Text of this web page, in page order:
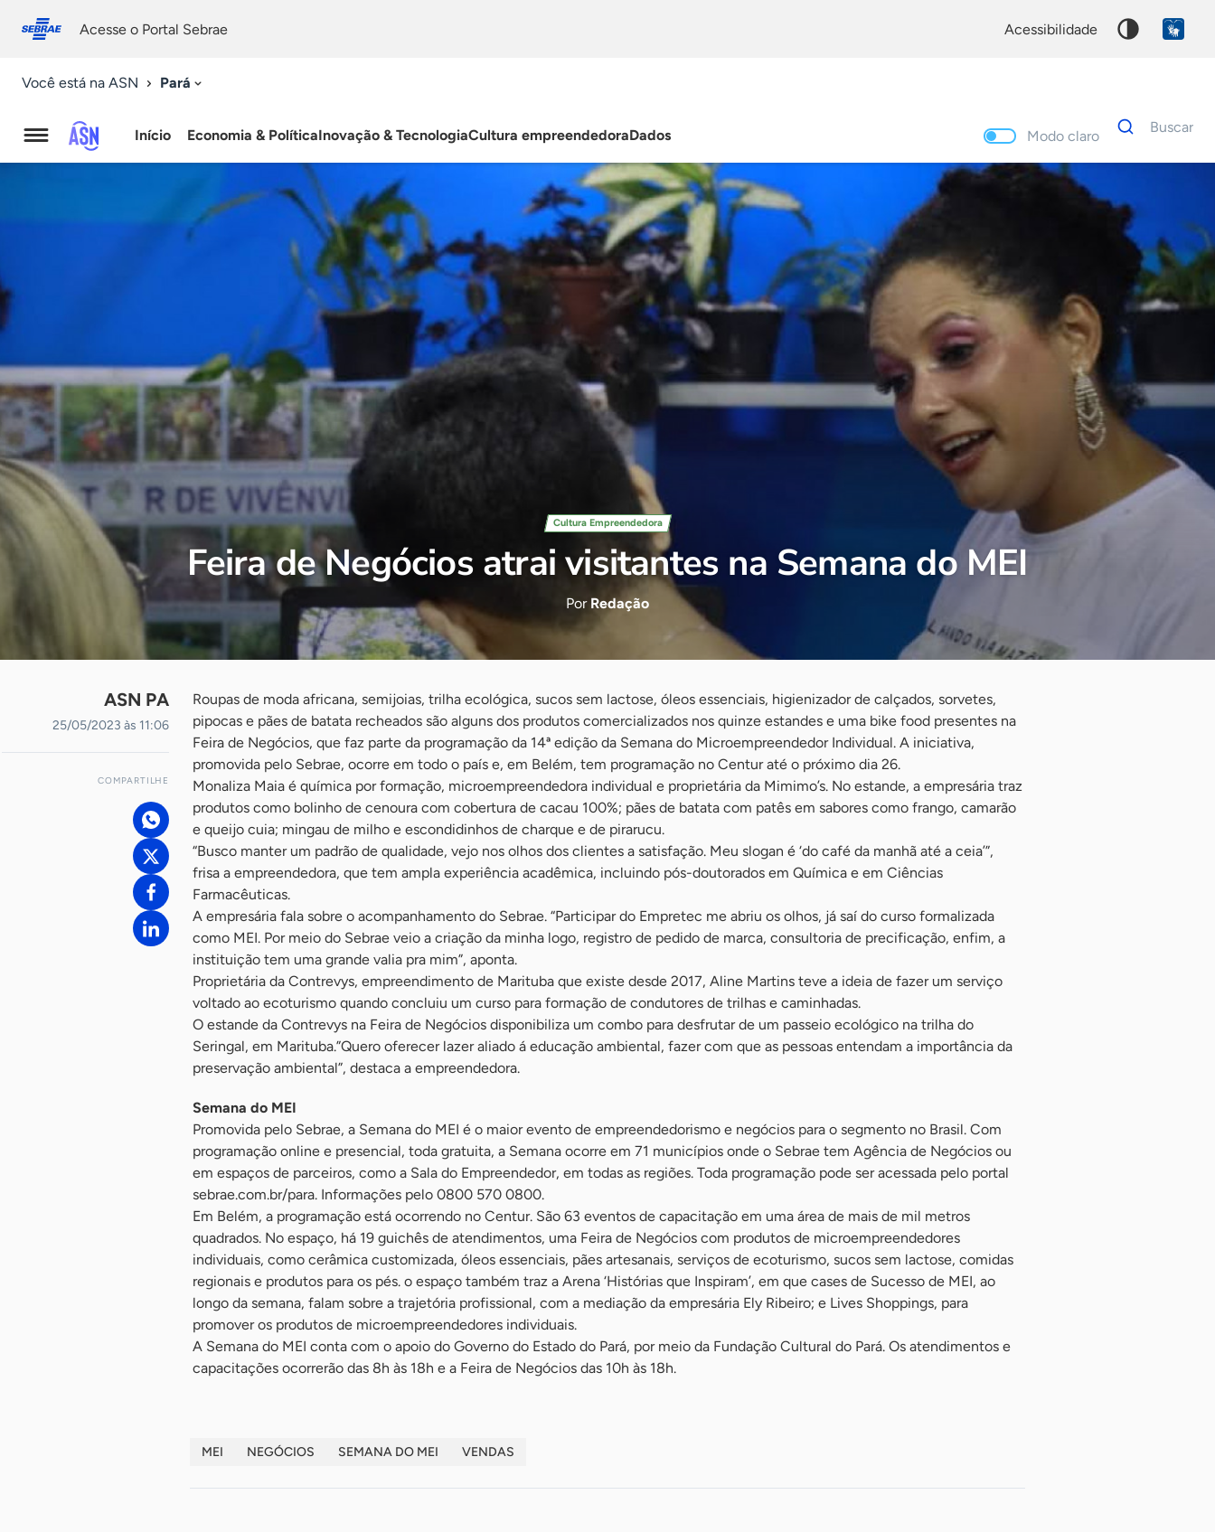
conosco
Acesse o Portal Sebrae acessibilidade
Você está na ASN Pará
Agência
Início Economia & PolíticaInovação & TecnologiaCultura empreendedoraDados Modo claro
Dados
para
Buscar
chave
Cultura Empreendedora
Feira de Negócios atrai visitantes na Semana do MEI
Por Redação
ASN PA
25/05/2023 às 11:06
COMPARTILHE
Roupas de moda africana, semijoias, trilha ecológica, sucos sem lactose, óleos essenciais, higienizador de calçados, sorvetes,
pipocas e pães de batata recheados são alguns dos produtos comercializados nos quinze estandes e uma bike food presentes na
Feira de Negócios, que faz parte da programação da 14ª edição da Semana do Microempreendedor Individual. A iniciativa,
promovida pelo Sebrae, ocorre em todo o país e, em Belém, tem programação no Centur até o próximo dia 26.
Monaliza Maia é química por formação, microempreendedora individual e proprietária da Mimimo’s. No estande, a empresária traz
produtos como bolinho de cenoura com cobertura de cacau 100%; pães de batata com patês em sabores como frango, camarão
e queijo cuia; mingau de milho e escondidinhos de charque e de pirarucu.
“Busco manter um padrão de qualidade, vejo nos olhos dos clientes a satisfação. Meu slogan é ‘do café da manhã até a ceia’”,
frisa a empreendedora, que tem ampla experiência acadêmica, incluindo pós-doutorados em Química e em Ciências
Farmacêuticas.
A empresária fala sobre o acompanhamento do Sebrae. “Participar do Empretec me abriu os olhos, já saí do curso formalizada
como MEI. Por meio do Sebrae veio a criação da minha logo, registro de pedido de marca, consultoria de precificação, enfim, a
instituição tem uma grande valia pra mim”, aponta.
Proprietária da Contrevys, empreendimento de Marituba que existe desde 2017, Aline Martins teve a ideia de fazer um serviço
voltado ao ecoturismo quando concluiu um curso para formação de condutores de trilhas e caminhadas.
O estande da Contrevys na Feira de Negócios disponibiliza um combo para desfrutar de um passeio ecológico na trilha do
Seringal, em Marituba.”Quero oferecer lazer aliado á educação ambiental, fazer com que as pessoas entendam a importância da
preservação ambiental”, destaca a empreendedora.
Semana do MEI
Promovida pelo Sebrae, a Semana do MEI é o maior evento de empreendedorismo e negócios para o segmento no Brasil. Com
programação online e presencial, toda gratuita, a Semana ocorre em 71 municípios onde o Sebrae tem Agência de Negócios ou
em espaços de parceiros, como a Sala do Empreendedor, em todas as regiões. Toda programação pode ser acessada pelo portal
sebrae.com.br/para. Informações pelo 0800 570 0800.
Em Belém, a programação está ocorrendo no Centur. São 63 eventos de capacitação em uma área de mais de mil metros
quadrados. No espaço, há 19 guichês de atendimentos, uma Feira de Negócios com produtos de microempreendedores
individuais, como cerâmica customizada, óleos essenciais, pães artesanais, serviços de ecoturismo, sucos sem lactose, comidas
regionais e produtos para os pés. o espaço também traz a Arena ‘Histórias que Inspiram’, em que cases de Sucesso de MEI, ao
longo da semana, falam sobre a trajetória profissional, com a mediação da empresária Ely Ribeiro; e Lives Shoppings, para
promover os produtos de microempreendedores individuais.
A Semana do MEI conta com o apoio do Governo do Estado do Pará, por meio da Fundação Cultural do Pará. Os atendimentos e
capacitações ocorrerão das 8h às 18h e a Feira de Negócios das 10h às 18h.
MEI NEGÓCIOS SEMANA DO MEI VENDAS